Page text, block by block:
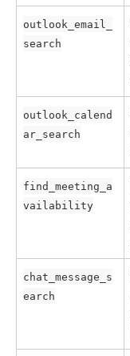
outlook_email_
search
outlook_calend
ar_search
find_meeting_a
vailability
chat_message_s
earch